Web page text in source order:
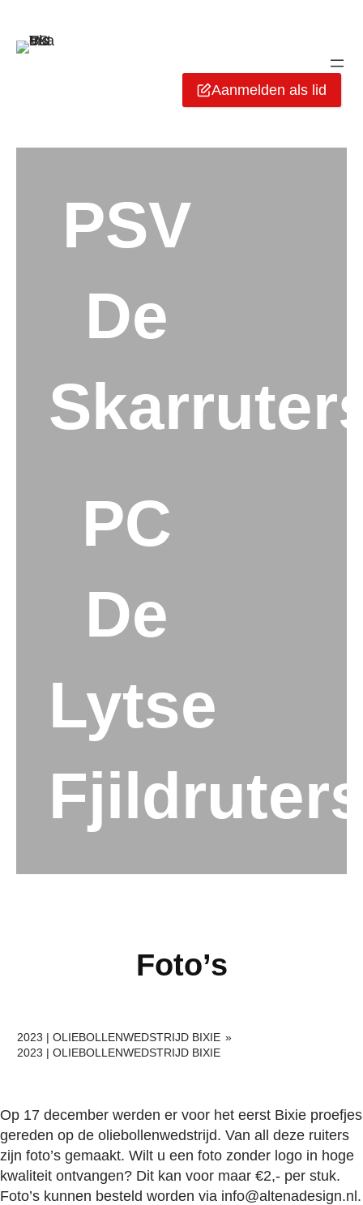
Aanmelden als lid
PSV
De
PC
De
Lytse
Foto’s
2023 | OLIEBOLLENWEDSTRIJD BIXIE »
2023 | OLIEBOLLENWEDSTRIJD BIXIE
Op 17 december werden er voor het eerst Bixie proefjes
gereden op de oliebollenwedstrijd. Van all deze ruiters
zijn foto’s gemaakt. Wilt u een foto zonder logo in hoge
kwaliteit ontvangen? Dit kan voor maar €2,- per stuk.
Foto’s kunnen besteld worden via info@altenadesign.nl.